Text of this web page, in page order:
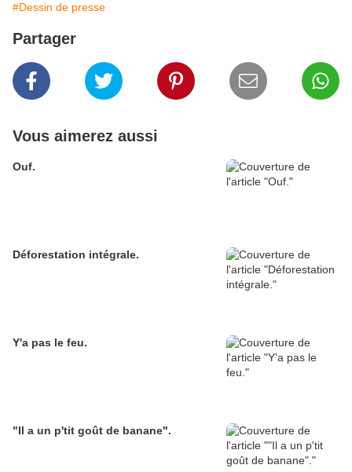
#Dessin de presse
Partager
Vous aimerez aussi
Ouf.
Déforestation intégrale.
Y'a pas le feu.
"Il a un p'tit goût de banane".